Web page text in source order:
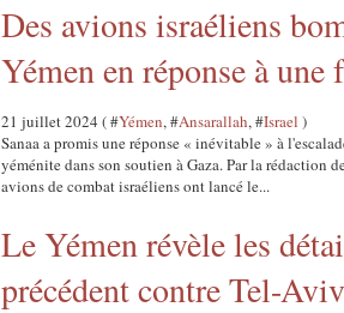
Des avions israéliens
Yémen en réponse à
21 juillet 2024 ( #Yémen, #Ansarallah, #Israel )
Sanaa a promis une réponse « inévitable » à
yéménite dans son soutien à Gaza. Par la rédaction
avions de combat israéliens ont lancé le...
Le Yémen révèle les
précédent contre Tel-Aviv